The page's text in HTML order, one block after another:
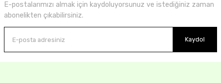
E-postalarımızı almak için kaydoluyorsunuz ve istediğiniz zaman
abonelikten çıkabilirsiniz.
Kaydol